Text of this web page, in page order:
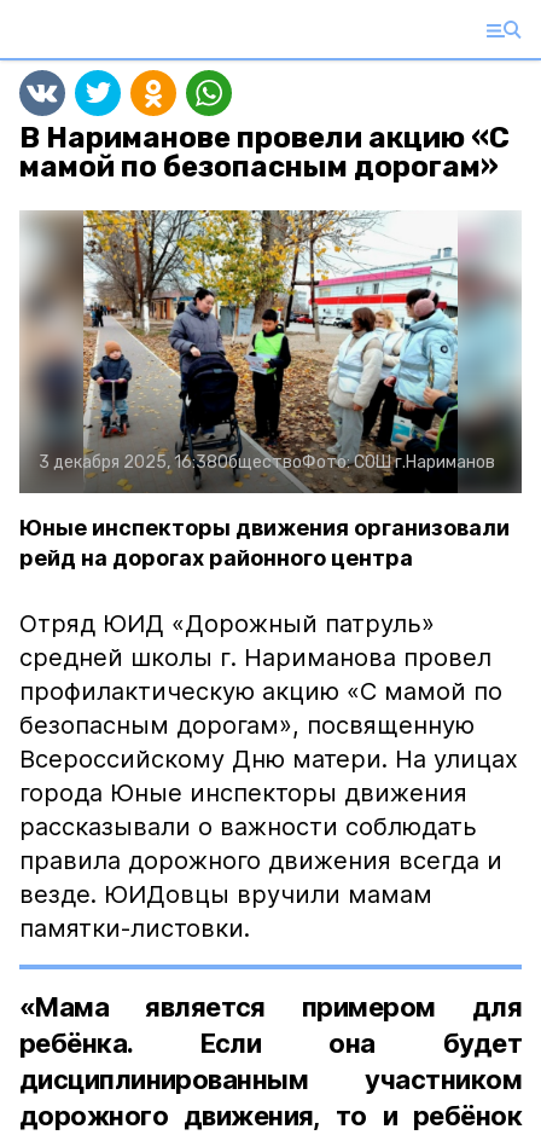
В Нариманове провели акцию «С
мамой по безопасным дорогам»
3 декабря 2025, 16:38ОбществоФото:СОШ г.Нариманов
Юные инспекторы движения организовали
рейд на дорогах районного центра
Отряд ЮИД «Дорожный патруль»
средней школы г. Нариманова провел
профилактическую акцию «С мамой по
безопасным дорогам», посвященную
Всероссийскому Дню матери. На улицах
города Юные инспекторы движения
рассказывали о важности соблюдать
правила дорожного движения всегда и
везде. ЮИДовцы вручили мамам
памятки-листовки.
«Мама является примером для
ребёнка. Если она будет
дисциплинированным участником
дорожного движения, то и ребёнок